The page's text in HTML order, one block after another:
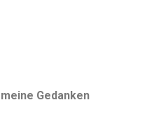
Gedanken